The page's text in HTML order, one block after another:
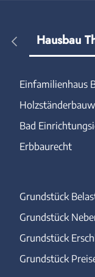
Hausbau
Einfamilienhaus
Bad
Erbbaurecht
Grundstück
Grundstück
Grundstück
Grundstück